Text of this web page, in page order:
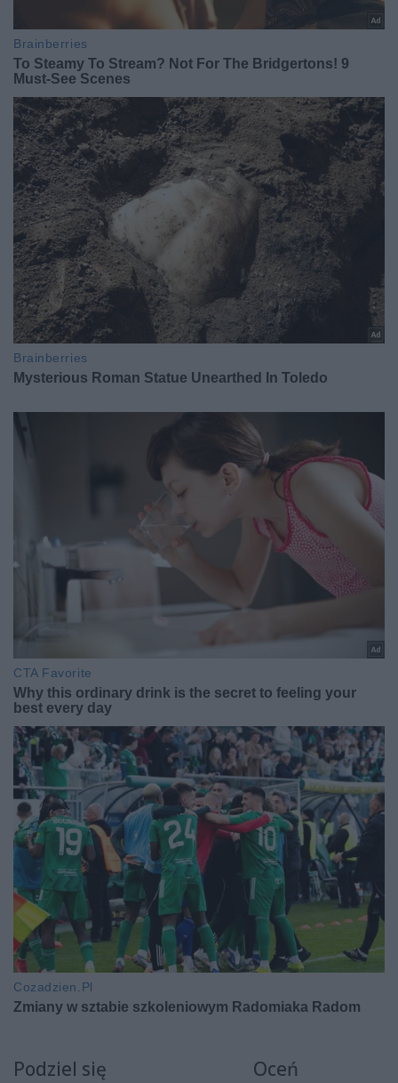
Podziel się Oceń